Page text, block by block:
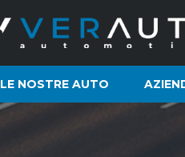
LE NOSTRE AUTO